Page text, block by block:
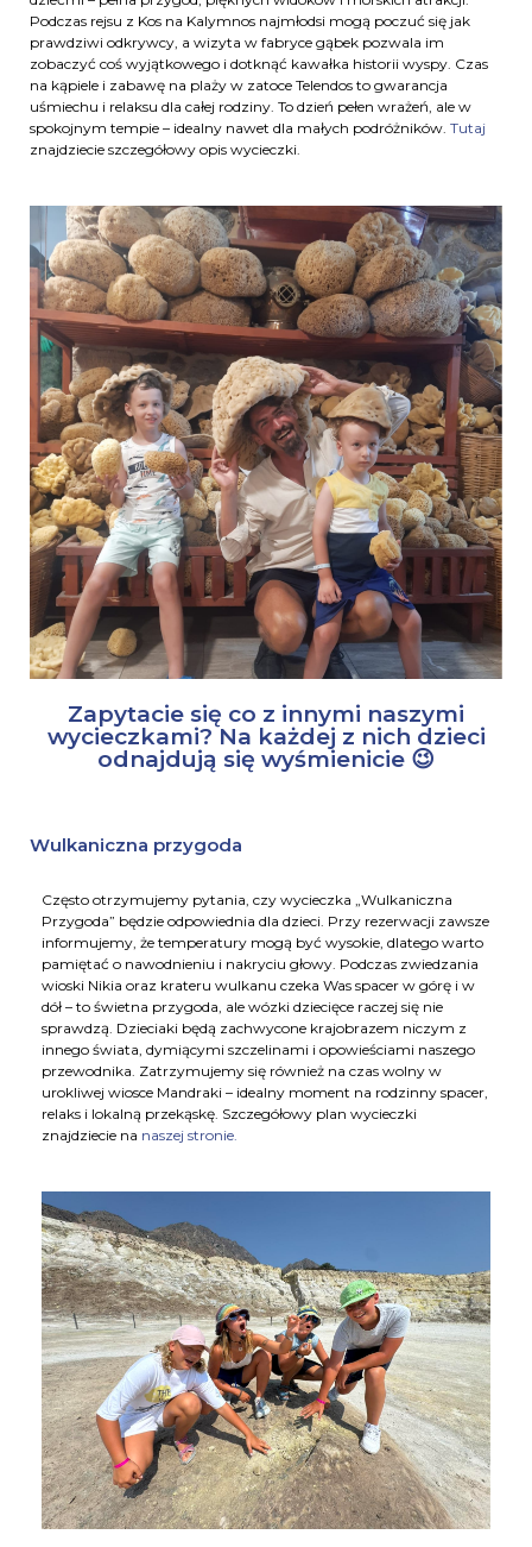
Podczas rejsu z Kos na Kalymnos najmłodsi mogą poczuć się jak
prawdziwi odkrywcy, a wizyta w fabryce gąbek pozwala im
zobaczyć coś wyjątkowego i dotknąć kawałka historii wyspy. Czas
na kąpiele i zabawę na plaży w zatoce Telendos to gwarancja
uśmiechu i relaksu dla całej rodziny. To dzień pełen wrażeń, ale w
spokojnym tempie – idealny nawet dla małych podróżników. Tutaj
znajdziecie szczegółowy opis wycieczki.
Zapytacie się co z innymi naszymi
wycieczkami? Na każdej z nich dzieci
odnajdują się wyśmienicie 😉
Wulkaniczna przygoda
Często otrzymujemy pytania, czy wycieczka „Wulkaniczna
Przygoda” będzie odpowiednia dla dzieci. Przy rezerwacji zawsze
informujemy, że temperatury mogą być wysokie, dlatego warto
pamiętać o nawodnieniu i nakryciu głowy. Podczas zwiedzania
wioski Nikia oraz krateru wulkanu czeka Was spacer w górę i w
dół – to świetna przygoda, ale wózki dziecięce raczej się nie
sprawdzą. Dzieciaki będą zachwycone krajobrazem niczym z
innego świata, dymiącymi szczelinami i opowieściami naszego
przewodnika. Zatrzymujemy się również na czas wolny w
urokliwej wiosce Mandraki – idealny moment na rodzinny spacer,
relaks i lokalną przekąskę. Szczegółowy plan wycieczki
znajdziecie na naszej stronie.